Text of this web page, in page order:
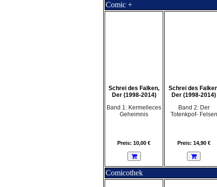
Comic +
Schrei des Falken,
Der (1998-2014)
Band 1: Kermelleces
Geheimnis
Preis: 10,00 €
Schrei des
Der (1998-2014)
Band 2: Der
Totenkpof- Felsen
Preis: 14,90 €
Comicothek